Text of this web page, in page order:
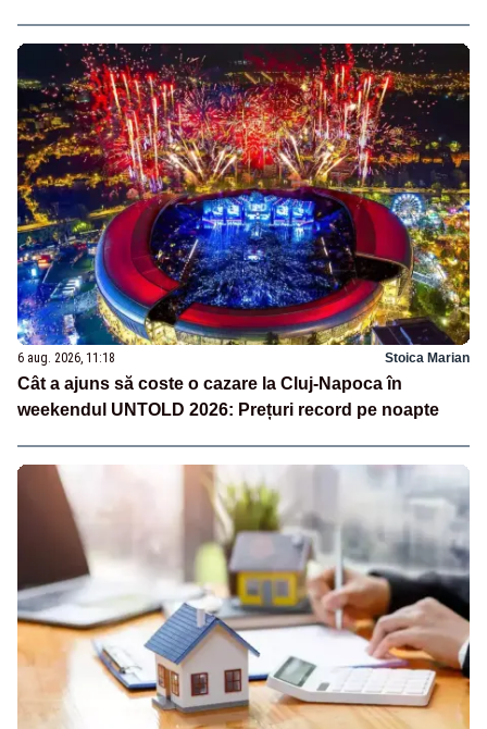
6 aug. 2026, 11:18 Stoica Marian
Cât a ajuns să coste o cazare la Cluj-Napoca în
weekendul UNTOLD 2026: Prețuri record pe noapte